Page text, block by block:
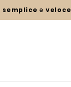
semplice e veloce